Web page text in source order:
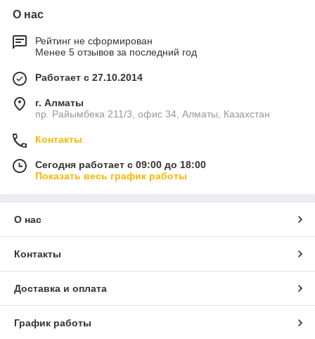
О нас
Рейтинг не сформирован
Менее 5 отзывов за последний год
Работает с 27.10.2014
г. Алматы
пр. Райымбека 211/3, офис 34, Алматы, Казахстан
Контакты
Сегодня работает с 09:00 до 18:00
Показать весь график работы
О нас
Контакты
Доставка и оплата
График работы